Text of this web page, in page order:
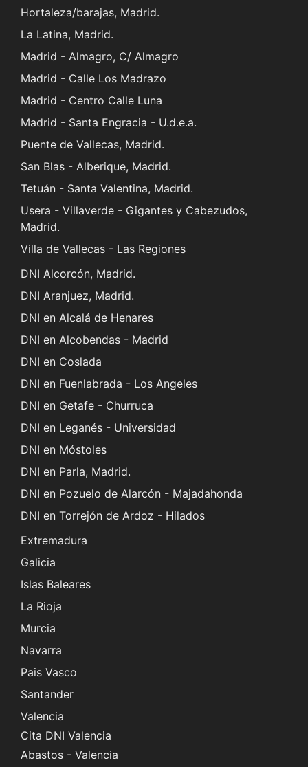
Hortaleza/barajas, Madrid.
La Latina, Madrid.
Madrid - Almagro, C/ Almagro
Madrid - Calle Los Madrazo
Madrid - Centro Calle Luna
Madrid - Santa Engracia - U.d.e.a.
Puente de Vallecas, Madrid.
San Blas - Alberique, Madrid.
Tetuán - Santa Valentina, Madrid.
Usera - Villaverde - Gigantes y Cabezudos,
Madrid.
Villa de Vallecas - Las Regiones
DNI Alcorcón, Madrid.
DNI Aranjuez, Madrid.
DNI en Alcalá de Henares
DNI en Alcobendas - Madrid
DNI en Coslada
DNI en Fuenlabrada - Los Angeles
DNI en Getafe - Churruca
DNI en Leganés - Universidad
DNI en Móstoles
DNI en Parla, Madrid.
DNI en Pozuelo de Alarcón - Majadahonda
DNI en Torrejón de Ardoz - Hilados
Extremadura
Galicia
Islas Baleares
La Rioja
Murcia
Navarra
Pais Vasco
Santander
Valencia
Cita DNI Valencia
Abastos - Valencia